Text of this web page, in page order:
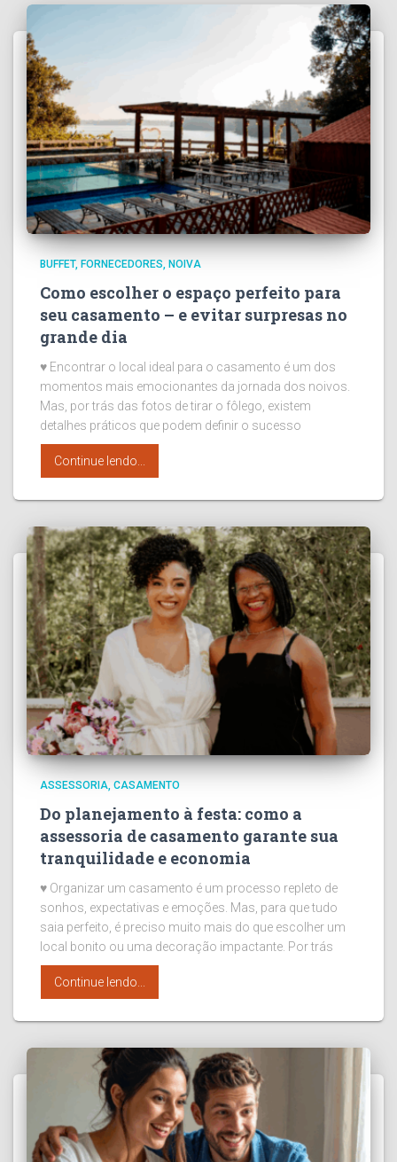
BUFFET FORNECEDORES NOIVA
Como escolher o espaço perfeito para
seu casamento – e evitar surpresas no
grande dia
♥ Encontrar o local ideal para o casamento é um dos
momentos mais emocionantes da jornada dos noivos.
Mas, por trás das fotos de tirar o fôlego, existem
detalhes práticos que podem definir o sucesso
Continue lendo...
ASSESSORIA CASAMENTO
Do planejamento à festa: como a
assessoria de casamento garante sua
tranquilidade e economia
♥ Organizar um casamento é um processo repleto de
sonhos, expectativas e emoções. Mas, para que tudo
saia perfeito, é preciso muito mais do que escolher um
local bonito ou uma decoração impactante. Por trás
Continue lendo...